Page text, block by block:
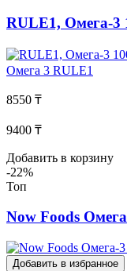
RULE1, Омега-3
Омега 3 RULE1
8550 ₸
9400 ₸
Добавить в корзину
-22%
Топ
Now Foods
Добавить в избранное